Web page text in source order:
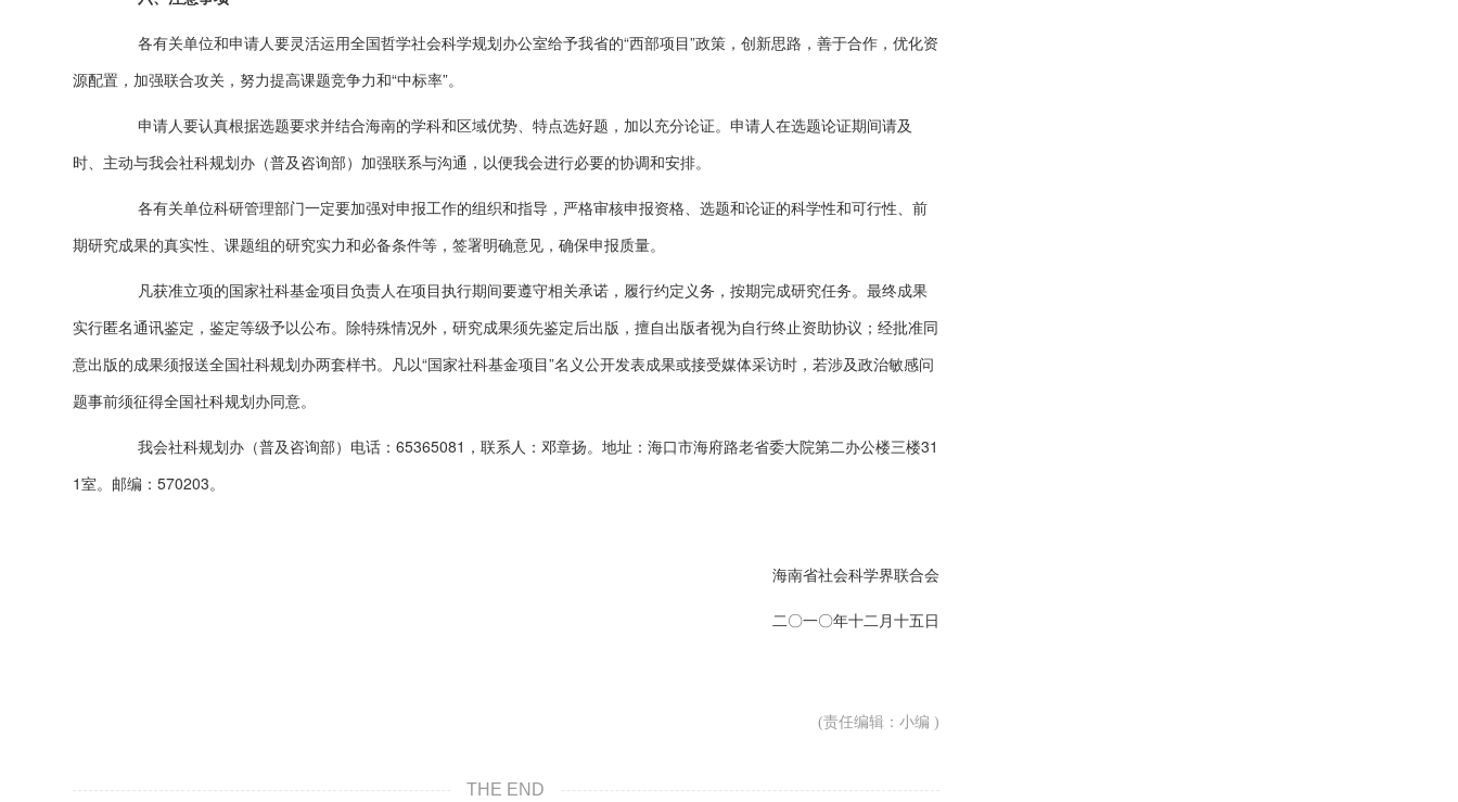
各有关单位和申请人要灵活运用全国哲学社会科学规划办公室给予我省的“西部项目”政策，创新思路，善于合作，优化资
源配置，加强联合攻关，努力提高课题竞争力和“中标率”。
申请人要认真根据选题要求并结合海南的学科和区域优势、特点选好题，加以充分论证。申请人在选题论证期间请及
时、主动与我会社科规划办（普及咨询部）加强联系与沟通，以便我会进行必要的协调和安排。
各有关单位科研管理部门一定要加强对申报工作的组织和指导，严格审核申报资格、选题和论证的科学性和可行性、前
期研究成果的真实性、课题组的研究实力和必备条件等，签署明确意见，确保申报质量。
凡获准立项的国家社科基金项目负责人在项目执行期间要遵守相关承诺，履行约定义务，按期完成研究任务。最终成果
实行匿名通讯鉴定，鉴定等级予以公布。除特殊情况外，研究成果须先鉴定后出版，擅自出版者视为自行终止资助协议；经批准同
意出版的成果须报送全国社科规划办两套样书。凡以“国家社科基金项目”名义公开发表成果或接受媒体采访时，若涉及政治敏感问
题事前须征得全国社科规划办同意。
我会社科规划办（普及咨询部）电话：65365081，联系人：邓章扬。地址：海口市海府路老省委大院第二办公楼三楼31
1室。邮编：570203。
海南省社会科学界联合会
二〇一〇年十二月十五日
(责任编辑：小编 )
THE END